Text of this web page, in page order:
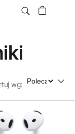
wg: Sortuj wg